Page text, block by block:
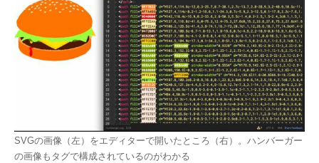
SVGの画像（左）をエディターで開いたところ（右）。ハンバーガー
の画像もタグで構成されているのがわかる